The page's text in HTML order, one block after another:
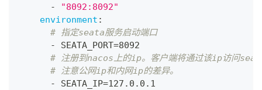
-
"8092:8092"
environment :
# 指定seata服务启动端口
-
SEATA_PORT=8092
# 注册到nacos上的ip。客户端将通过该ip访问
# 注意公网ip和内网ip的差异。
-
SEATA_IP=127.0.0.1